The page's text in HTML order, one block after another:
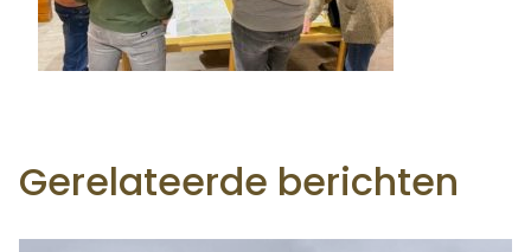
Gerelateerde berichten